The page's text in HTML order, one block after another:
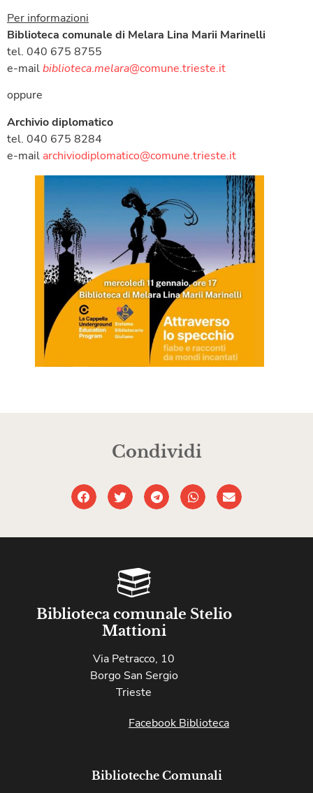
Per informazioni
Biblioteca comunale di Melara Lina Marii Marinelli
tel. 040 675 8755
e-mailbiblioteca.melara@comune.trieste.it
oppure
Archivio diplomatico
tel. 040 675 8284
e-mail archiviodiplomatico@comune.trieste.it
Condividi
Biblioteca comunale Stelio
Mattioni
Via Petracco, 10
Borgo San Sergio
Trieste
Facebook Biblioteca
Biblioteche Comunali